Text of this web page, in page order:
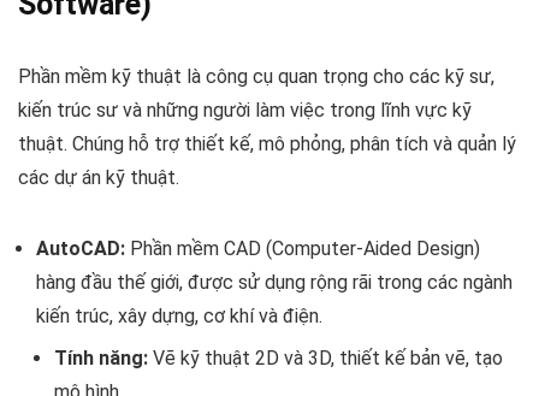
Phần mềm kỹ thuật là công cụ quan trọng cho các kỹ sư,
kiến trúc sư và những người làm việc trong lĩnh vực kỹ
thuật. Chúng hỗ trợ thiết kế, mô phỏng, phân tích và quản lý
các dự án kỹ thuật.
AutoCAD: Phần mềm CAD (Computer-Aided Design)
hàng đầu thế giới, được sử dụng rộng rãi trong các ngành
kiến trúc, xây dựng, cơ khí và điện.
Tính năng: Vẽ kỹ thuật 2D và 3D, thiết kế bản vẽ, tạo